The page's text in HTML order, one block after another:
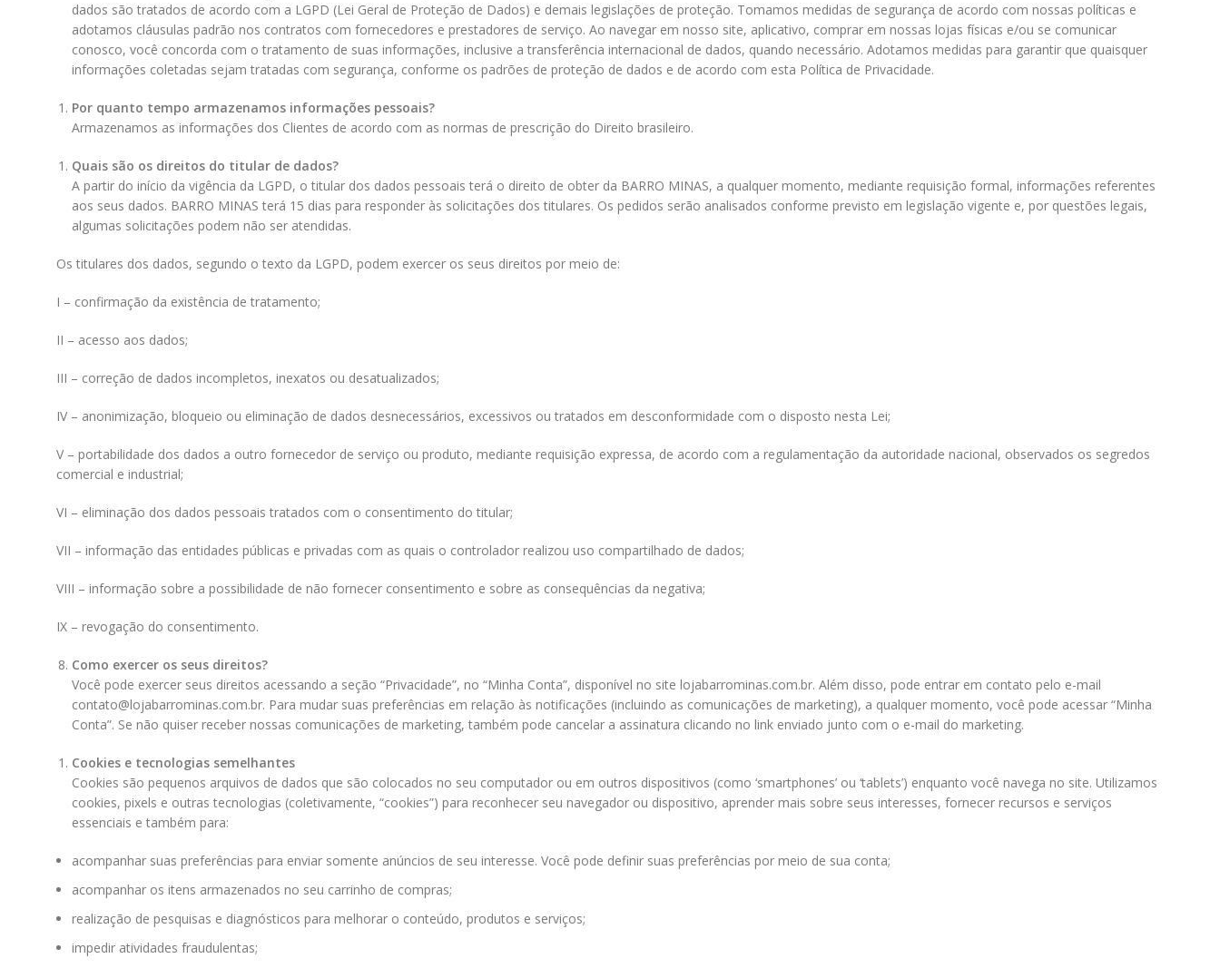
dados são tratados de acordo com a LGPD (Lei Geral de Proteção de Dados) e demais legislações de proteção. Tomamos medidas de segurança de acordo com nossas políticas e
adotamos cláusulas padrão nos contratos com fornecedores e prestadores de serviço. Ao navegar em nosso site, aplicativo, comprar em nossas lojas físicas e/ou se comunicar
conosco, você concorda com o tratamento de suas informações, inclusive a transferência internacional de dados, quando necessário. Adotamos medidas para garantir que quaisquer
informações coletadas sejam tratadas com segurança, conforme os padrões de proteção de dados e de acordo com esta Política de Privacidade.
Por quanto tempo armazenamos informações pessoais?
Armazenamos as informações dos Clientes de acordo com as normas de prescrição do Direito brasileiro.
Quais são os direitos do titular de dados?
A partir do início da vigência da LGPD, o titular dos dados pessoais terá o direito de obter da BARRO MINAS, a qualquer momento, mediante requisição formal, informações referentes
aos seus dados. BARRO MINAS terá 15 dias para responder às solicitações dos titulares. Os pedidos serão analisados conforme previsto em legislação vigente e, por questões legais,
algumas solicitações podem não ser atendidas.
Os titulares dos dados, segundo o texto da LGPD, podem exercer os seus direitos por meio de:
I – confirmação da existência de tratamento;
II – acesso aos dados;
III – correção de dados incompletos, inexatos ou desatualizados;
IV – anonimização, bloqueio ou eliminação de dados desnecessários, excessivos ou tratados em desconformidade com o disposto nesta Lei;
V – portabilidade dos dados a outro fornecedor de serviço ou produto, mediante requisição expressa, de acordo com a regulamentação da autoridade nacional, observados os segredos
comercial e industrial;
VI – eliminação dos dados pessoais tratados com o consentimento do titular;
VII – informação das entidades públicas e privadas com as quais o controlador realizou uso compartilhado de dados;
VIII – informação sobre a possibilidade de não fornecer consentimento e sobre as consequências da negativa;
IX – revogação do consentimento.
Como exercer os seus direitos?
Você pode exercer seus direitos acessando a seção “Privacidade”, no “Minha Conta”, disponível no site lojabarrominas.com.br. Além disso, pode entrar em contato pelo e-mail
contato@lojabarrominas.com.br. Para mudar suas preferências em relação às notificações (incluindo as comunicações de marketing), a qualquer momento, você pode acessar “Minha
Conta”. Se não quiser receber nossas comunicações de marketing, também pode cancelar a assinatura clicando no link enviado junto com o e-mail do marketing.
Cookies e tecnologias semelhantes
Cookies são pequenos arquivos de dados que são colocados no seu computador ou em outros dispositivos (como ‘smartphones’ ou ‘tablets’) enquanto você navega no site. Utilizamos
cookies, pixels e outras tecnologias (coletivamente, “cookies”) para reconhecer seu navegador ou dispositivo, aprender mais sobre seus interesses, fornecer recursos e serviços
essenciais e também para:
acompanhar suas preferências para enviar somente anúncios de seu interesse. Você pode definir suas preferências por meio de sua conta;
acompanhar os itens armazenados no seu carrinho de compras;
realização de pesquisas e diagnósticos para melhorar o conteúdo, produtos e serviços;
impedir atividades fraudulentas;